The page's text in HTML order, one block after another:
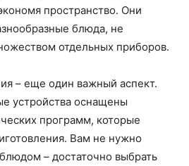
пространство. Они
блюда, не
отдельных приборов.
– еще один важный аспект.
устройства оснащены
программ, которые
Вам не нужно
– достаточно выбрать